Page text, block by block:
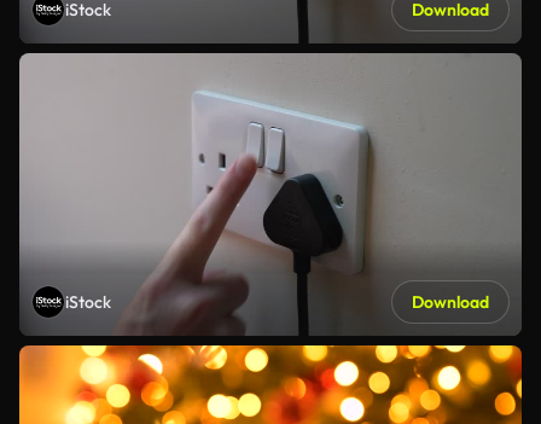
iStock Download
iStock Download